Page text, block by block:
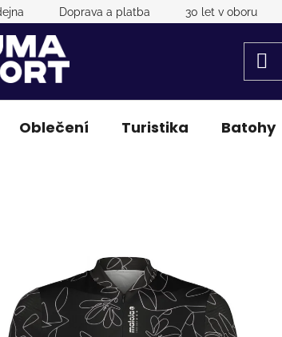
Doprava a platba 30 let v oboru
Oblečení Turistika Batohy